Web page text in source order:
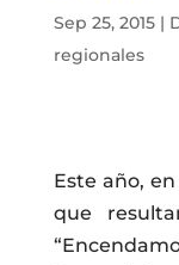
Sep 25, 2015|
regionales
Este año,
que